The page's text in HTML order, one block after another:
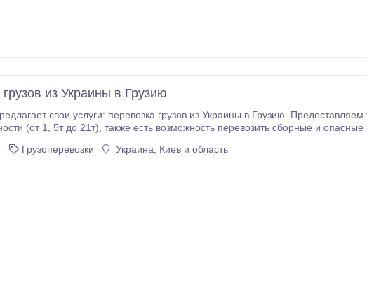
из Украины в Грузию
свои услуги: перевозка грузов из Украины в Грузию. Предоставляем
перевозить сборные и опасные грузы (ADR). Грузоперевозки Украина
груза.
Грузоперевозки Украина, Киев и область